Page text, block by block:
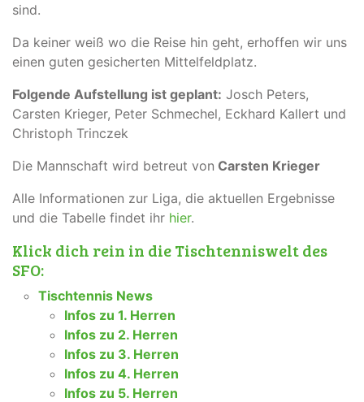
sind.
Da keiner weiß wo die Reise hin geht, erhoffen wir uns
einen guten gesicherten Mittelfeldplatz.
Folgende Aufstellung ist geplant: Josch Peters,
Carsten Krieger, Peter Schmechel, Eckhard Kallert und
Christoph Trinczek
Die Mannschaft wird betreut von Carsten Krieger
Alle Informationen zur Liga, die aktuellen Ergebnisse
und die Tabelle findet ihr hier.
Klick dich rein in die Tischtenniswelt des
SFO:
Tischtennis News
Infos zu 1. Herren
Infos zu 2. Herren
Infos zu 3. Herren
Infos zu 4. Herren
Infos zu 5. Herren